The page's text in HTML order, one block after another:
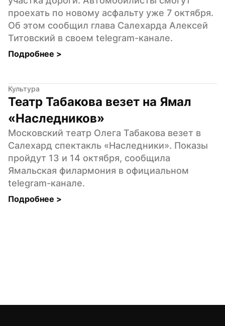
проехать по новому асфальту уже 7 октября.
Об этом сообщил глава Салехарда Алексей
Титовский в своем telegram-канале.
Подробнее >
Культура
Театр Табакова везет на Ямал
«Наследников»
Московский театр Олега Табакова везет в
Салехард спектакль «Наследники». Показы
пройдут 13 и 14 октября, сообщила
Ямальская филармония в официальном
telegram-канале.
Подробнее >